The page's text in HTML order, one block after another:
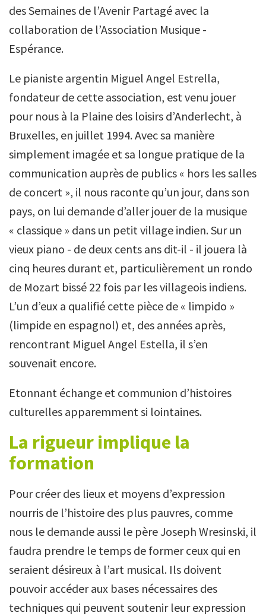
des Semaines de l’Avenir Partagé avec la
collaboration de l’Association Musique -
Espérance.
Le pianiste argentin Miguel Angel Estrella,
fondateur de cette association, est venu jouer
pour nous à la Plaine des loisirs d’Anderlecht, à
Bruxelles, en juillet 1994. Avec sa manière
simplement imagée et sa longue pratique de la
communication auprès de publics « hors les salles
de concert », il nous raconte qu’un jour, dans son
pays, on lui demande d’aller jouer de la musique
« classique » dans un petit village indien. Sur un
vieux piano - de deux cents ans dit-il - il jouera là
cinq heures durant et, particulièrement un rondo
de Mozart bissé 22 fois par les villageois indiens.
L’un d’eux a qualifié cette pièce de « limpido »
(limpide en espagnol) et, des années après,
rencontrant Miguel Angel Estella, il s’en
souvenait encore.
Etonnant échange et communion d’histoires
culturelles apparemment si lointaines.
La rigueur implique la
formation
Pour créer des lieux et moyens d’expression
nourris de l’histoire des plus pauvres, comme
nous le demande aussi le père Joseph Wresinski, il
faudra prendre le temps de former ceux qui en
seraient désireux à l’art musical. Ils doivent
pouvoir accéder aux bases nécessaires des
techniques qui peuvent soutenir leur expression